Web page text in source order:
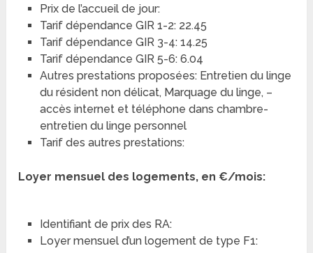
Prix de l’accueil de jour:
Tarif dépendance GIR 1-2: 22.45
Tarif dépendance GIR 3-4: 14.25
Tarif dépendance GIR 5-6: 6.04
Autres prestations proposées: Entretien du linge
du résident non délicat, Marquage du linge, –
accès internet et téléphone dans chambre-
entretien du linge personnel
Tarif des autres prestations:
Loyer mensuel des logements, en €/mois:
Identifiant de prix des RA:
Loyer mensuel d’un logement de type F1: